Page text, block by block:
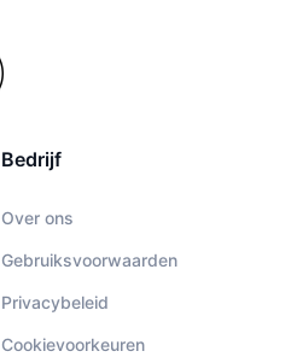
Bedrijf
Over ons
Gebruiksvoorwaarden
Privacybeleid
Cookievoorkeuren